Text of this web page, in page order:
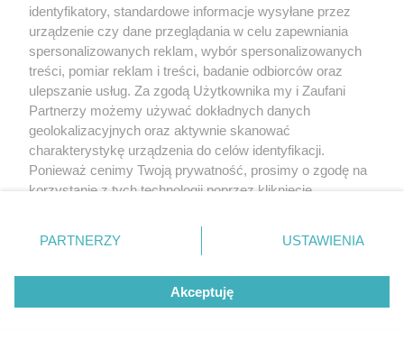
identyfikatory, standardowe informacje wysyłane przez
urządzenie czy dane przeglądania w celu zapewniania
spersonalizowanych reklam, wybór spersonalizowanych
treści, pomiar reklam i treści, badanie odbiorców oraz
ulepszanie usług. Za zgodą Użytkownika my i Zaufani
Partnerzy możemy używać dokładnych danych
geolokalizacyjnych oraz aktywnie skanować
charakterystykę urządzenia do celów identyfikacji.
Ponieważ cenimy Twoją prywatność, prosimy o zgodę na
korzystanie z tych technologii poprzez kliknięcie
zmienić/wycofać klikając przycisk ustawień prywatności
znajdujący się w lewym dolnym rogu strony
rodzaje przetwarzania danych nie wymagają zgody
użytkownika, ale masz prawo sprzeciwić się takiemu
przetwarzaniu. Preferencje będą miały zastosowanie tylko
PARTNERZY USTAWIENIA
Akceptuję